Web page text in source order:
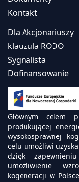
Kontakt
Dla Akcjonariuszy
klauzula RODO
Sygnalista
Dofinansowanie
Głównym celem
produkującej
wysokosprawnej
celu umożliwi
dzięki
umożliwienie
kogeneracji w